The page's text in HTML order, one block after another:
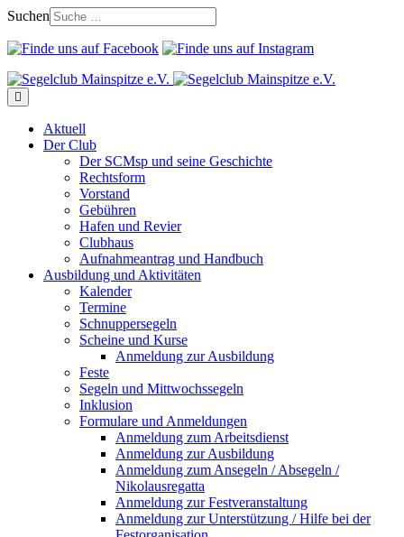
Suchen
Aktuell
Der Club
Der SCMsp und seine Geschichte
Rechtsform
Vorstand
Gebühren
Hafen und Revier
Clubhaus
Aufnahmeantrag und Handbuch
Ausbildung und Aktivitäten
Kalender
Termine
Schnuppersegeln
Scheine und Kurse
Anmeldung zur Ausbildung
Feste
Segeln und Mittwochssegeln
Inklusion
Formulare und Anmeldungen
Anmeldung zum Arbeitsdienst
Anmeldung zur Ausbildung
Anmeldung zum Ansegeln / Absegeln /
Nikolausregatta
Anmeldung zur Festveranstaltung
Anmeldung zur Unterstützung / Hilfe bei der